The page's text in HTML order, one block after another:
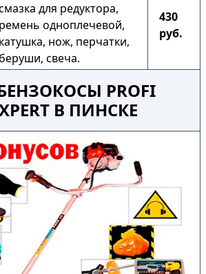
для редуктора,
ремень одноплечевой,
катушка, нож, перчатки,
беруши, свеча.
430
руб.
PROFI
В ПИНСКЕ